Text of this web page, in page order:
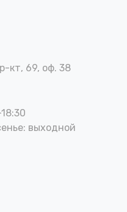
кт, 69, оф. 38
выходной